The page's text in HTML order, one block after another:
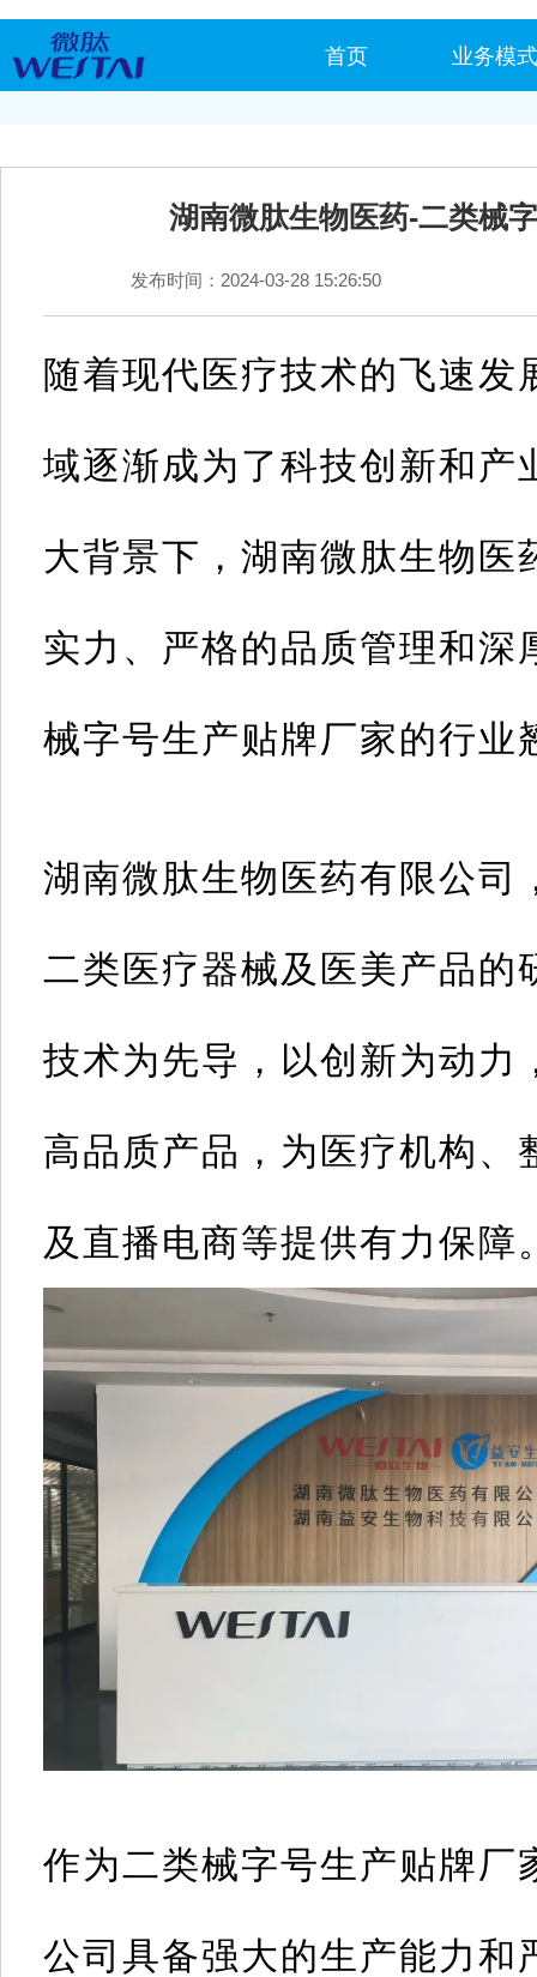
首页 业务模式
湖南微肽生物医药-二类械
发布时间：2024-03-28 15:26:50
随着现代医疗技术的飞速
域逐渐成为了科技创新和产
大背景下，湖南微肽生物
实力、严格的品质管理和
械字号生产贴牌厂家的行业
湖南微肽生物医药有限公司
二类医疗器械及医美产品的
技术为先导，以创新为动力
高品质产品，为医疗机构
及直播电商等提供有力保障
作为二类械字号生产贴牌厂
公司具备强大的生产能力和